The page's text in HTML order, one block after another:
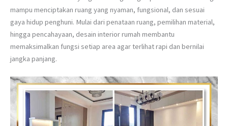
mampu menciptakan ruang yang nyaman, fungsional, dan sesuai
gaya hidup penghuni. Mulai dari penataan ruang, pemilihan material,
hingga pencahayaan, desain interior rumah membantu
memaksimalkan fungsi setiap area agar terlihat rapi dan bernilai
jangka panjang.